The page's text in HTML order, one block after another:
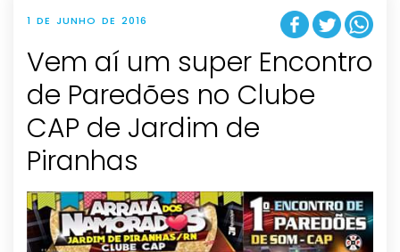
1 DE JUNHO DE 2016
Vem aí um super Encontro
de Paredões no Clube
CAP de Jardim de
Piranhas